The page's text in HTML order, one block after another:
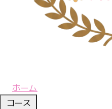
ホーム
コース